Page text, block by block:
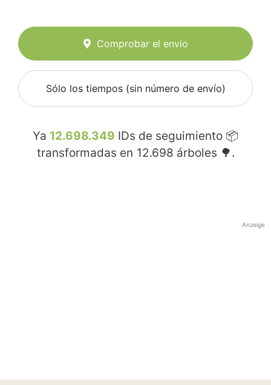
Comprobar el envío
Sólo los tiempos (sin número de envío)
Ya 12.698.349 IDs de seguimiento 📦
transformadas en 12.698 árboles 🌳.
Anzeige